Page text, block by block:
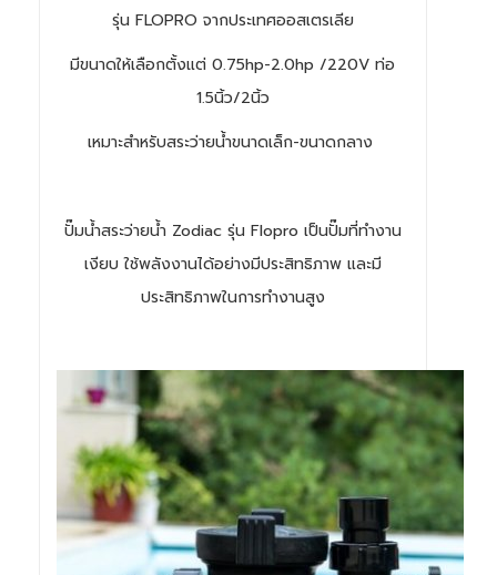
รุ่น FLOPRO จากประเทศออสเตรเลีย
มีขนาดให้เลือกตั้งแต่ 0.75hp-2.0hp /220V ท่อ
1.5นิ้ว/2นิ้ว
เหมาะสำหรับสระว่ายน้ำขนาดเล็ก-ขนาดกลาง
ปั๊มน้ำสระว่ายน้ำ Zodiac รุ่น Flopro เป็นปั๊มที่ทำงาน
เงียบ ใช้พลังงานได้อย่างมีประสิทธิภาพ และมี
ประสิทธิภาพในการทำงานสูง